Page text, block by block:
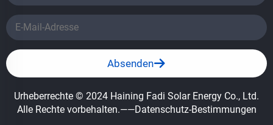
Absenden
Urheberrechte © 2024 Haining Fadi Solar Energy Co., Ltd.
Alle Rechte vorbehalten.——Datenschutz-Bestimmungen